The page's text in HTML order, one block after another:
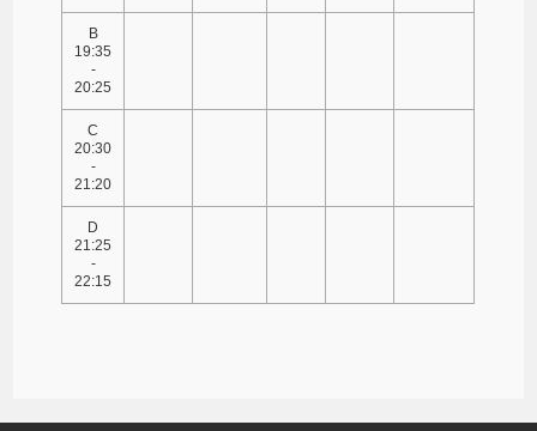
B
19:35
-
20:25
C
20:30
-
21:20
D
21:25
-
22:15